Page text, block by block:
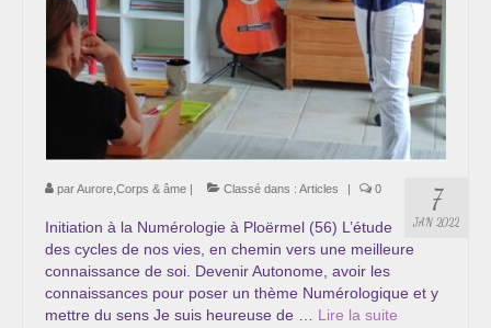
Sophrologie
Initiation à la sophrologie « offerte »
Témoignages B
Prendre contact
7
JAN 2022
parAurore,Corps & âme | Classé dans : Articles | 0
Initiation à la Numérologie à Ploërmel (56) L’étude
des cycles de nos vies, en chemin vers une meilleure
connaissance de soi. Devenir Autonome, avoir les
connaissances pour poser un thème Numérologique et y
mettre du sens Je suis heureuse de … Lire la suite­­